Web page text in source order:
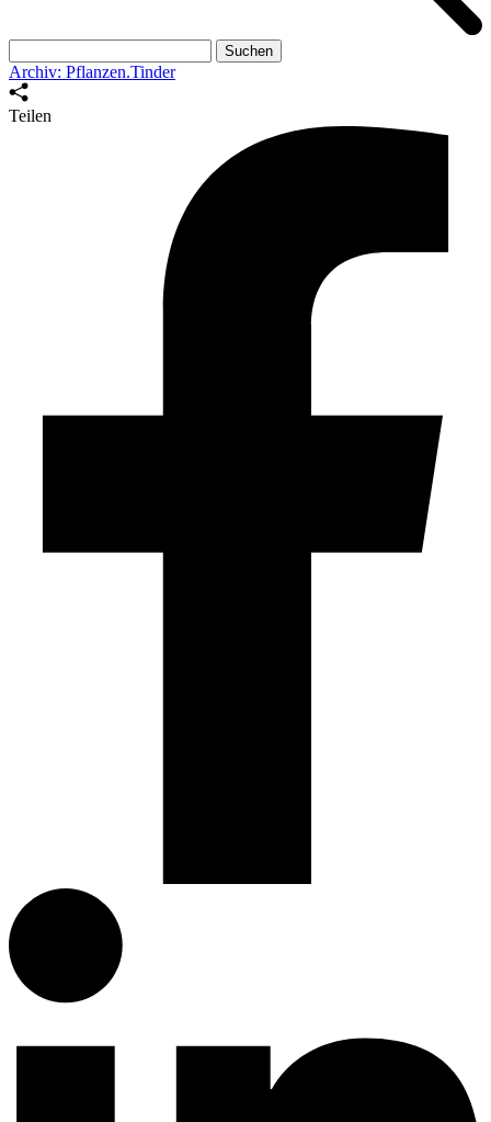
nach:
Archiv: Pflanzen.Tinder
Teilen